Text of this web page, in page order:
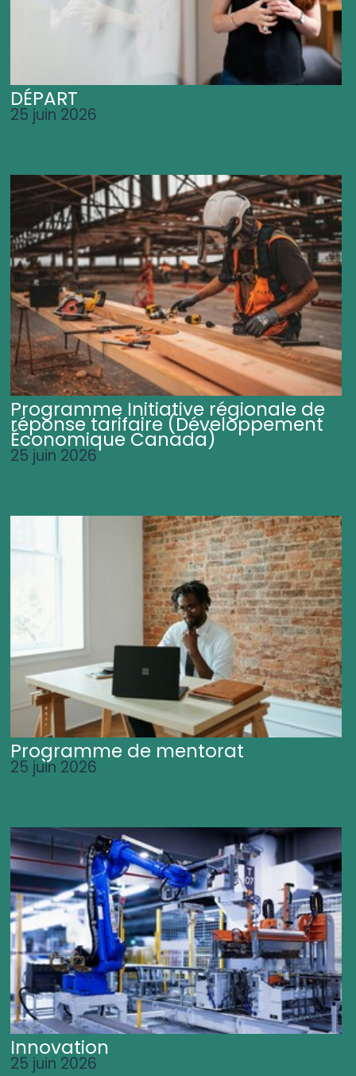
DÉPART
25 juin 2026
Programme Initiative régionale de
réponse tarifaire (Développement
Économique Canada)
25 juin 2026
Programme de mentorat
25 juin 2026
Innovation
25 juin 2026